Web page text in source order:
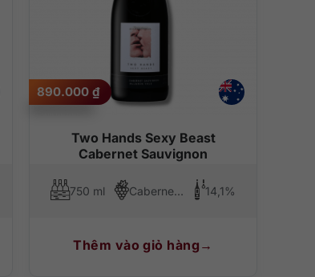
Two Hands Sexy Beast
Cabernet Sauvignon
890.000 ₫
750 ml Cabernet Sauvignon 14,1%
Thêm vào giỏ hàng